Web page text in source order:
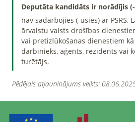
Deputāta kandidāts ir norādījis
nav sadarbojies (-usies) ar PSRS,
ārvalstu valsts drošības
vai pretizlūkošanas dienestiem
darbinieks, aģents, rezidents vai
turētājs.
Pēdējais atjauninājums veikts: